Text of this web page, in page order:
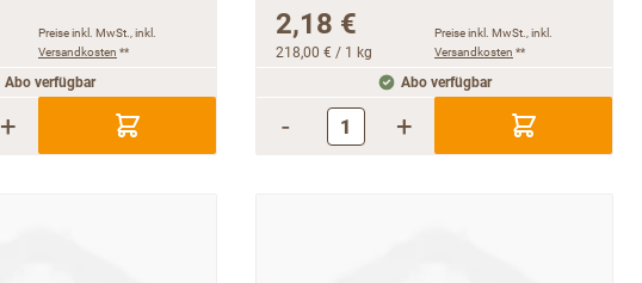
Preise inkl. MwSt., inkl.
Versandkosten **
Abo verfügbar
+
2,18 €
218,00 € / 1 kg
Preise inkl. MwSt., inkl.
Versandkosten **
Abo verfügbar
- +